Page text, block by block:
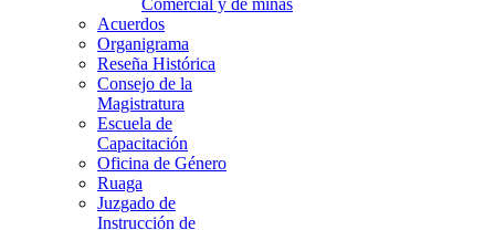
Comercial y de minas
Acuerdos
Organigrama
Reseña Histórica
Consejo de la
Magistratura
Escuela de
Capacitación
Oficina de Género
Ruaga
Juzgado de
Instrucción de